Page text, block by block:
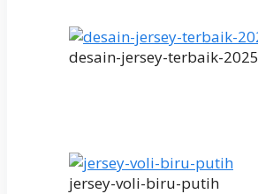
desain-jersey-terbaik-2025
jersey-voli-biru-putih